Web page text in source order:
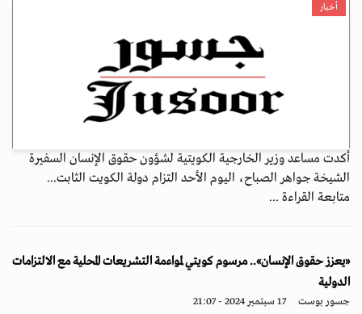
أخبار
أكدت مساعد وزير الخارجية الكويتية لشؤون حقوق الإنسان السفيرة
الشيخة جواهر الصباح، اليوم الأحد التزام دولة الكويت الثابت...
متابعة القراءة ...
«يعزز حقوق الإنسان».. مرسوم كويتي لمواءمة التشريعات المحلية مع الالتزامات
الدولية
جسور بوست 17 سبتمبر 2024 - 21:07